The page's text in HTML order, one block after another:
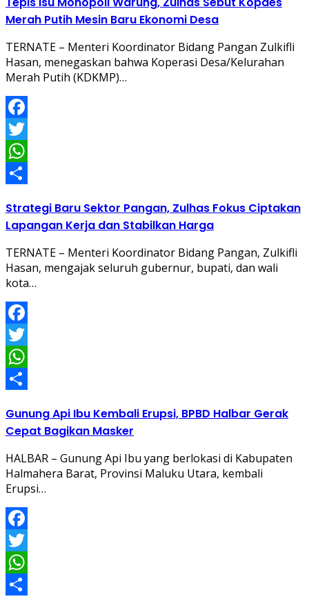
Merah Putih Mesin Baru Ekonomi Desa
TERNATE – Menteri Koordinator Bidang Pangan Zulkifli
Hasan, menegaskan bahwa Koperasi Desa/Kelurahan
Merah Putih (KDKMP)…
Facebook
Twitter
WhatsApp
Strategi Baru Sektor Pangan, Zulhas Fokus Ciptakan
Lapangan Kerja dan Stabilkan Harga
TERNATE – Menteri Koordinator Bidang Pangan, Zulkifli
Hasan, mengajak seluruh gubernur, bupati, dan wali
kota…
Facebook
Twitter
WhatsApp
Gunung Api Ibu Kembali Erupsi, BPBD Halbar Gerak
Cepat Bagikan Masker
HALBAR – Gunung Api Ibu yang berlokasi di Kabupaten
Halmahera Barat, Provinsi Maluku Utara, kembali
Erupsi…
Facebook
Twitter
WhatsApp